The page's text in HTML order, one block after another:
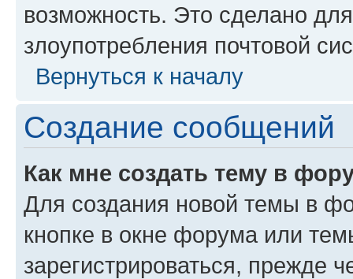
возможность. Это сделано
злоупотребления почтовой
Вернуться к началу
Создание сообщений
Как мне создать тему в
Для создания новой темы в
кнопке в окне форума или
зарегистрироваться, прежде